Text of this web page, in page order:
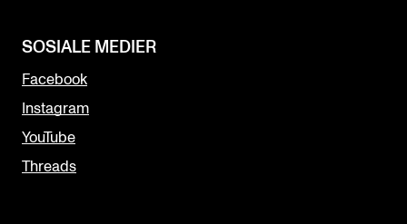
SOSIALE MEDIER
Facebook
Instagram
YouTube
Threads